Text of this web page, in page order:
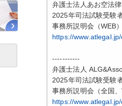
弁護士法人あお空法
2025年司法試験受験
事務所説明会（WEB）
https://
-----------
弁護士法人
2025年司法試験受験
事務所説明会（全国、
https://